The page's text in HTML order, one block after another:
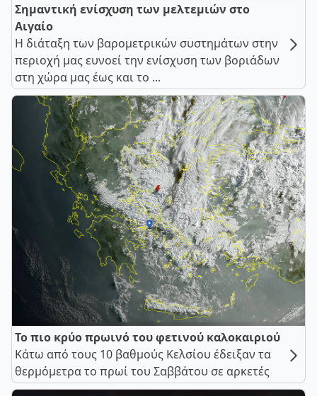
Σημαντική ενίσχυση των μελτεμιών στο
Αιγαίο
Η διάταξη των βαρομετρικών συστημάτων στην
περιοχή μας ευνοεί την ενίσχυση των βοριάδων
στη χώρα μας έως και το ...
Το πιο κρύο πρωινό του φετινού καλοκαιριού
Κάτω από τους 10 βαθμούς Κελσίου έδειξαν τα
θερμόμετρα το πρωί του Σαββάτου σε αρκετές